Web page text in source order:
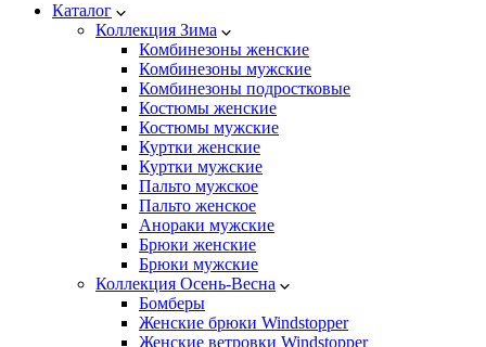
Каталог
Коллекция Зима
Комбинезоны женские
Комбинезоны мужские
Комбинезоны подростковые
Костюмы женские
Костюмы мужские
Куртки женские
Куртки мужские
Пальто мужское
Пальто женское
Анораки мужские
Брюки женские
Брюки мужские
Коллекция Осень-Весна
Бомберы
Женские брюки Windstopper
Женские ветровки Windstopper